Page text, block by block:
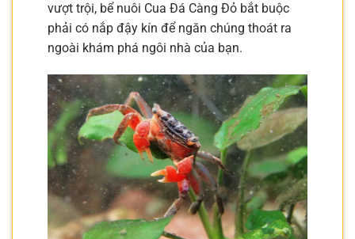
vượt trội, bể nuôi Cua Đá Càng Đỏ bắt buộc
phải có nắp đậy kín để ngăn chúng thoát ra
ngoài khám phá ngôi nhà của bạn.